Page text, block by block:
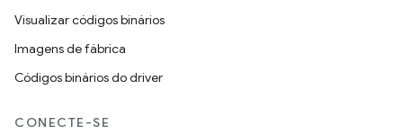
Visualizar códigos binários
Imagens de fábrica
Códigos binários do driver
CONECTE-SE